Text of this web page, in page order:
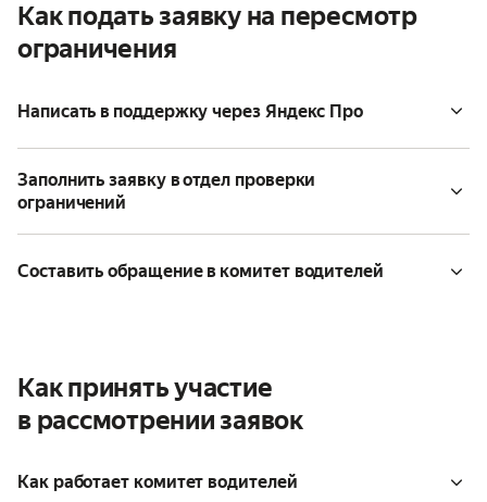
Как подать заявку на пересмотр
ограничения
Написать в поддержку через Яндекс Про
Заполнить заявку в отдел проверки
ограничений
Составить обращение в комитет водителей
Как принять участие
в рассмотрении заявок
Как работает комитет водителей